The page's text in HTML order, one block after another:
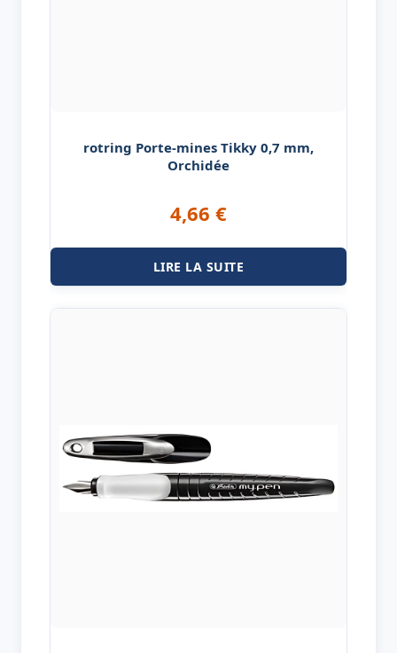
rotring Porte-mines Tikky 0,7 mm,
Orchidée
4,66 €
LIRE LA SUITE